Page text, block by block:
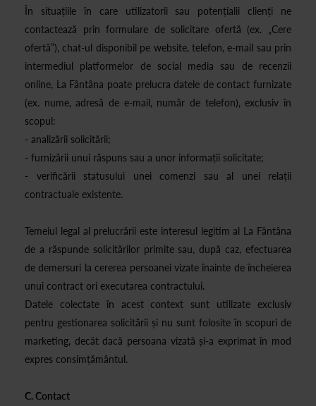
În situațiile în care utilizatorii sau potențialii clienți ne
contactează prin formulare de solicitare ofertă (ex. „Cere
ofertă”), chat-ul disponibil pe website, telefon, e-mail sau prin
intermediul platformelor de social media sau de recenzii
online, La Fântâna poate prelucra datele de contact furnizate
(ex. nume, adresă de e-mail, număr de telefon), exclusiv în
scopul:
- analizării solicitării;
- furnizării unui răspuns sau a unor informații solicitate;
- verificării statusului unei comenzi sau al unei relații
contractuale existente.
Temeiul legal al prelucrării este interesul legitim al La Fântâna
de a răspunde solicitărilor primite sau, după caz, efectuarea
de demersuri la cererea persoanei vizate înainte de încheierea
unui contract ori executarea contractului.
Datele colectate în acest context sunt utilizate exclusiv
pentru gestionarea solicitării și nu sunt folosite în scopuri de
marketing, decât dacă persoana vizată și-a exprimat în mod
expres consimțământul.
C. Contact